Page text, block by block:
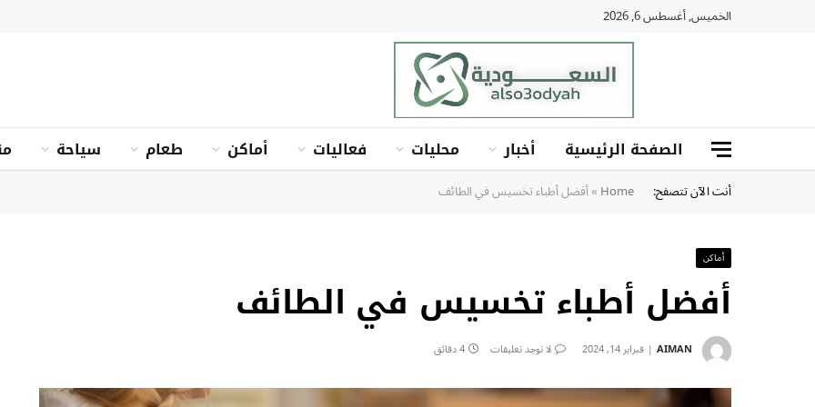
الخميس, أغسطس 6, 2026
الصفحة الرئيسية أخبار محليات فعاليات أماكن طعام سياحة
أنت الآن تتصفح: Home
»أفضل أطباء تخسيس في الطائف
أماكن
أفضل أطباء تخسيس في الطائف
AIMAN فبراير 14, 2024 لا توجد تعليقات 4 دقائق